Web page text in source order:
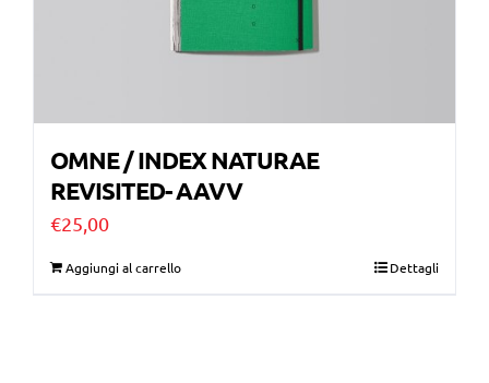
OMNE / INDEX NATURAE
REVISITED- AAVV
€25,00
Aggiungi al carrello Dettagli